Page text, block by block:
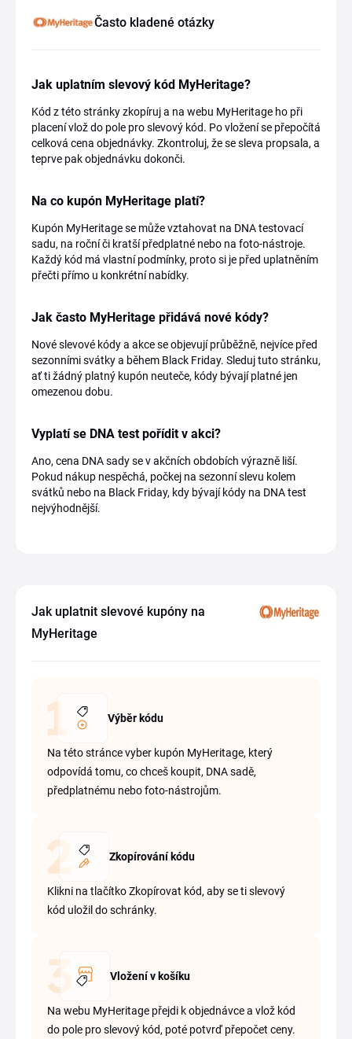
Často kladené otázky
Jak uplatním slevový kód MyHeritage?
Kód z této stránky zkopíruj a na webu MyHeritage ho při
placení vlož do pole pro slevový kód. Po vložení se přepočítá
celková cena objednávky. Zkontroluj, že se sleva propsala, a
teprve pak objednávku dokonči.
Na co kupón MyHeritage platí?
Kupón MyHeritage se může vztahovat na DNA testovací
sadu, na roční či kratší předplatné nebo na foto-nástroje.
Každý kód má vlastní podmínky, proto si je před uplatněním
přečti přímo u konkrétní nabídky.
Jak často MyHeritage přidává nové kódy?
Nové slevové kódy a akce se objevují průběžně, nejvíce před
sezonními svátky a během Black Friday. Sleduj tuto stránku,
ať ti žádný platný kupón neuteče, kódy bývají platné jen
omezenou dobu.
Vyplatí se DNA test pořídit v akci?
Ano, cena DNA sady se v akčních obdobích výrazně liší.
Pokud nákup nespěchá, počkej na sezonní slevu kolem
svátků nebo na Black Friday, kdy bývají kódy na DNA test
nejvýhodnější.
Jak uplatnit slevové kupóny na
MyHeritage
Výběr kódu
Na této stránce vyber kupón MyHeritage, který
odpovídá tomu, co chceš koupit, DNA sadě,
předplatnému nebo foto-nástrojům.
Zkopírování kódu
Klikni na tlačítko Zkopírovat kód, aby se ti slevový
kód uložil do schránky.
Vložení v košíku
Na webu MyHeritage přejdi k objednávce a vlož kód
do pole pro slevový kód, poté potvrď přepočet ceny.